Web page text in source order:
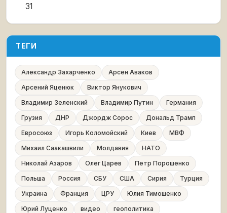
31
ТЕГИ
Александр Захарченко
Арсен Аваков
Арсений Яценюк
Виктор Янукович
Владимир Зеленский
Владимир Путин
Германия
Грузия
ДНР Джордж Сорос
Дональд Трамп
Евросоюз
Игорь Коломойский Киев
МВФ
Михаил Саакашвили
Молдавия
НАТО
Николай Азаров
Олег Царев
Петр Порошенко
Польша
Россия СБУ США Сирия
Турция
Украина
Франция ЦРУ
Юлия Тимошенко
Юрий Луценко
видео
геополитика